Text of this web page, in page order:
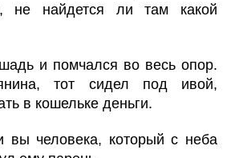
не найдется ли там какой
и помчался во весь опор.
тот сидел под ивой,
в кошельке деньги.
человека, который с неба